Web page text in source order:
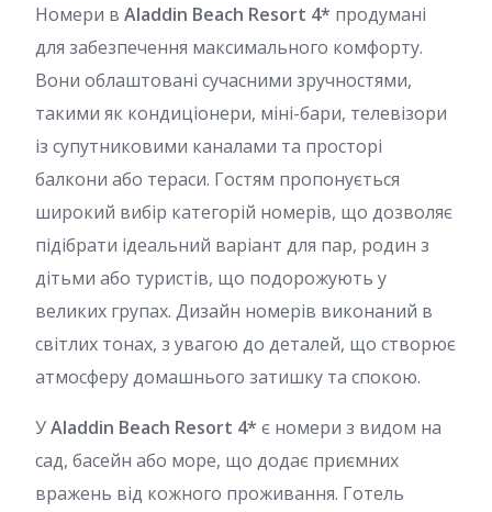
Номери в Aladdin Beach Resort 4* продумані
для забезпечення максимального комфорту.
Вони облаштовані сучасними зручностями,
такими як кондиціонери, міні-бари, телевізори
із супутниковими каналами та просторі
балкони або тераси. Гостям пропонується
широкий вибір категорій номерів, що дозволяє
підібрати ідеальний варіант для пар, родин з
дітьми або туристів, що подорожують у
великих групах. Дизайн номерів виконаний в
світлих тонах, з увагою до деталей, що створює
атмосферу домашнього затишку та спокою.
УAladdin Beach Resort 4* є номери з видом на
сад, басейн або море, що додає приємних
вражень від кожного проживання. Готель